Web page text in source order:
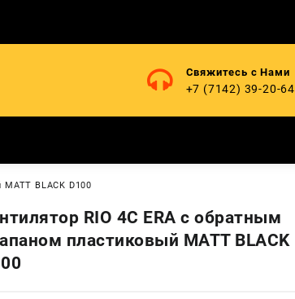
Свяжитесь с Нами
+7 (7142) 39-20-64
BLACK D100
RIO 4C ERA с обратным
пластиковый MATT BLACK